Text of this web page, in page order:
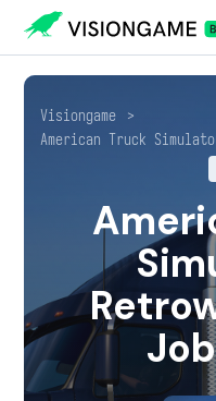
Visiongame
>
American Truck